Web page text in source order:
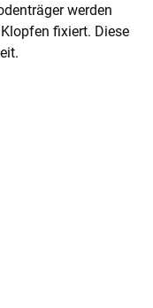
werden
fixiert. Diese